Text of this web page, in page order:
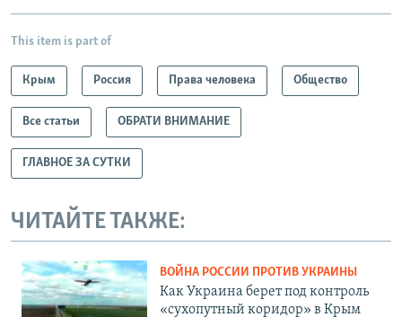
This item is part of
Крым Россия Права человека Общество
Все статьи ОБРАТИ ВНИМАНИЕ
ГЛАВНОЕ ЗА СУТКИ
ЧИТАЙТЕ ТАКЖЕ:
ВОЙНА РОССИИ ПРОТИВ УКРАИНЫ
Как Украина берет под контроль
«сухопутный коридор» в Крым